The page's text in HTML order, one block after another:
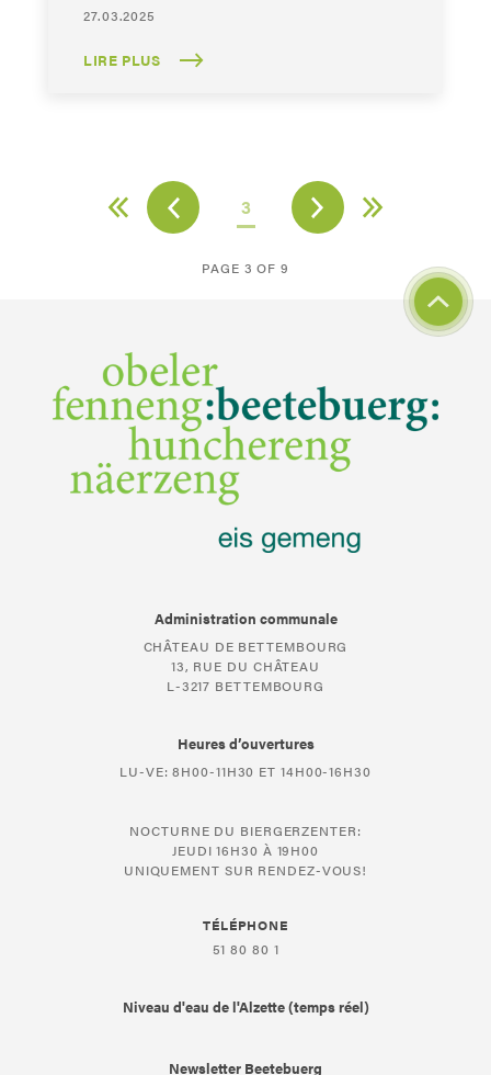
27.03.2025
LIRE PLUS
3
PAGE 3 OF 9
Administration communale
CHÂTEAU DE BETTEMBOURG
13, RUE DU CHÂTEAU
L-3217 BETTEMBOURG
Heures d’ouvertures
LU-VE: 8H00-11H30 ET 14H00-16H30
NOCTURNE DU BIERGERZENTER:
JEUDI 16H30 À 19H00
UNIQUEMENT SUR RENDEZ-VOUS!
TÉLÉPHONE
51 80 80 1
Niveau d'eau de l'Alzette (temps réel)
Newsletter Beetebuerg